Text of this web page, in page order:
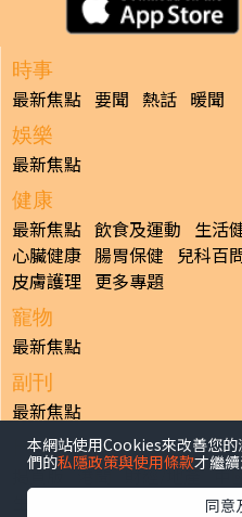
時事
最新焦點 要聞 熱話 暖聞
娛樂
最新焦點
健康
最新焦點 飲食及運動 生活
心臟健康 腸胃保健 兒科百
皮膚護理 更多專題
寵物
最新焦點
副刊
最新焦點
日報
揭頁版 港聞 財經/地產 中
體育
本網站使用Cookies來改善您
們的私隱政策與使用條款才繼續
同意